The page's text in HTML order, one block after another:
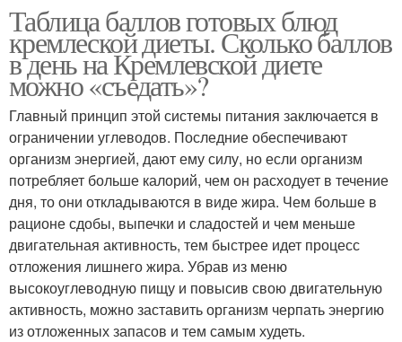
Таблица баллов готовых блюд
кремлеской диеты. Сколько баллов
в день на Кремлевской диете
можно «съедать»?
Главный принцип этой системы питания заключается в
ограничении углеводов. Последние обеспечивают
организм энергией, дают ему силу, но если организм
потребляет больше калорий, чем он расходует в течение
дня, то они откладываются в виде жира. Чем больше в
рационе сдобы, выпечки и сладостей и чем меньше
двигательная активность, тем быстрее идет процесс
отложения лишнего жира. Убрав из меню
высокоуглеводную пищу и повысив свою двигательную
активность, можно заставить организм черпать энергию
из отложенных запасов и тем самым худеть.